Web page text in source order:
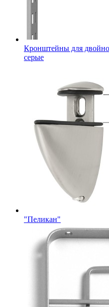
Кронштейны для
серые
"Пеликан"